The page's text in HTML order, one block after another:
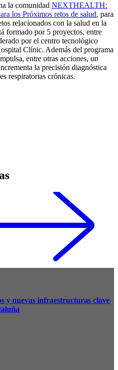
la comunidad NEXTHEALTH:
los Próximos retos de salud, para
relacionados con la salud en la
por 5 proyectos, entre
por el centro tecnológico
Clínic. Además del programa
entre otras acciones, un
la precisión diagnóstica
respiratorias crónicas.
y nuevas infraestructuras clave